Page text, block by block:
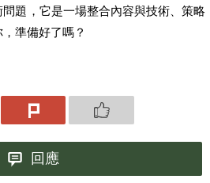
題，它是一場整合內容與技術、策略
準備好了嗎？
回應